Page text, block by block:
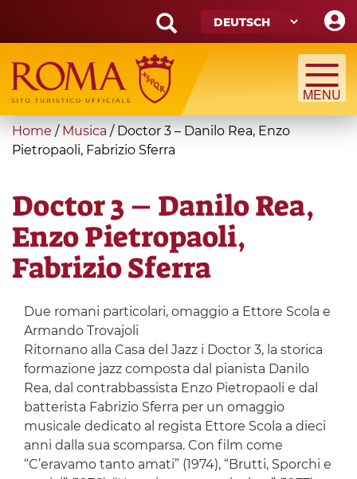
main
content
Search
form
Suche
You
are
Home / Musica / Doctor 3 – Danilo Rea, Enzo
Pietropaoli, Fabrizio Sferra
Doctor 3 – Danilo Rea,
Enzo Pietropaoli,
Fabrizio Sferra
Due romani particolari, omaggio a Ettore Scola e
Armando Trovajoli
Ritornano alla Casa del Jazz i Doctor 3, la storica
formazione jazz composta dal pianista Danilo
Rea, dal contrabbassista Enzo Pietropaoli e dal
batterista Fabrizio Sferra per un omaggio
musicale dedicato al regista Ettore Scola a dieci
anni dalla sua scomparsa. Con film come
“C’eravamo tanto amati” (1974), “Brutti, Sporchi e